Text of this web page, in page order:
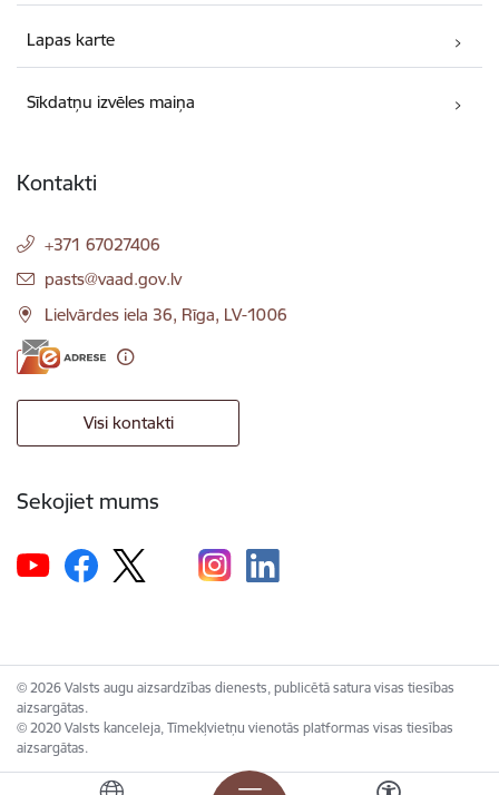
Lapas karte
Sīkdatņu izvēles maiņa
Kontakti
+371 67027406
E-pasts:
pasts@vaad.gov.lv
Lielvārdes iela 36, Rīga, LV-1006
Visi kontakti
Sekojiet mums
© 2026 Valsts augu aizsardzības dienests, publicētā satura visas tiesības
aizsargātas.
© 2020 Valsts kanceleja, Tīmekļvietņu vienotās platformas visas tiesības
aizsargātas.